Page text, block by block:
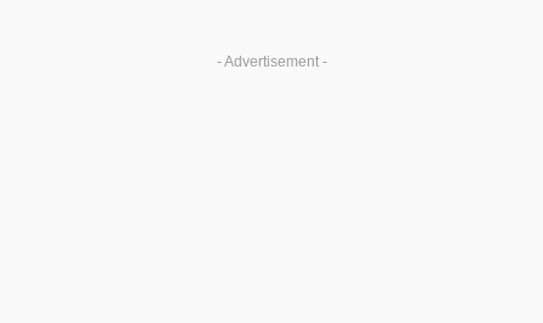
- Advertisement -